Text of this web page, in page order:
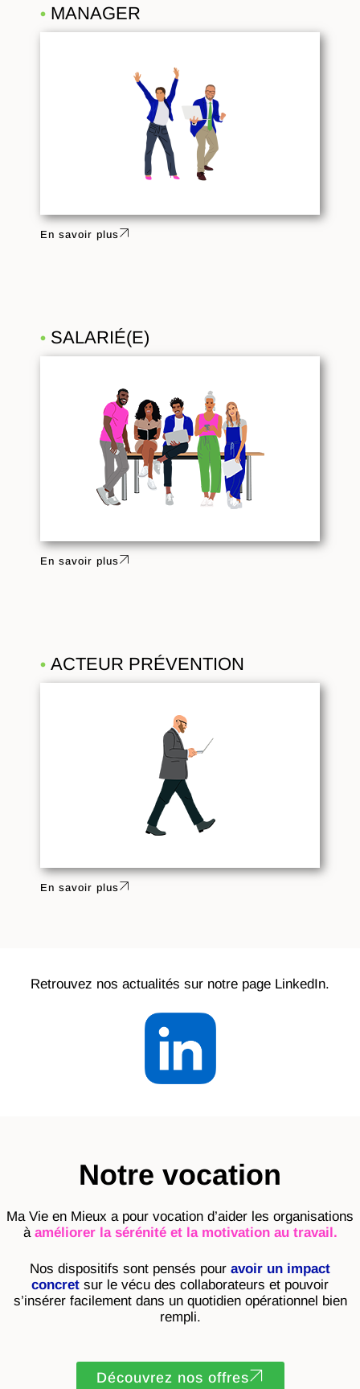
• MANAGER
En savoir plus
• SALARIÉ(E)
En savoir plus
• ACTEUR PRÉVENTION
En savoir plus
Retrouvez nos actualités sur notre page LinkedIn.
Notre vocation
Ma Vie en Mieux a pour vocation d’aider les organisations
à améliorerla sérénité et la motivation au travail.
Nos dispositifs sont pensés pour avoir un impact
concret sur le vécu des collaborateurs et pouvoir
s’insérer facilement dans un quotidien opérationnel bien
rempli.
Découvrez nos offres